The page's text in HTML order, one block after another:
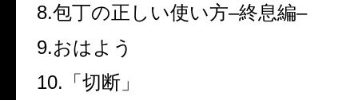
8.包丁の正しい使い方–終息編–
9.おはよう
10. 「切断」